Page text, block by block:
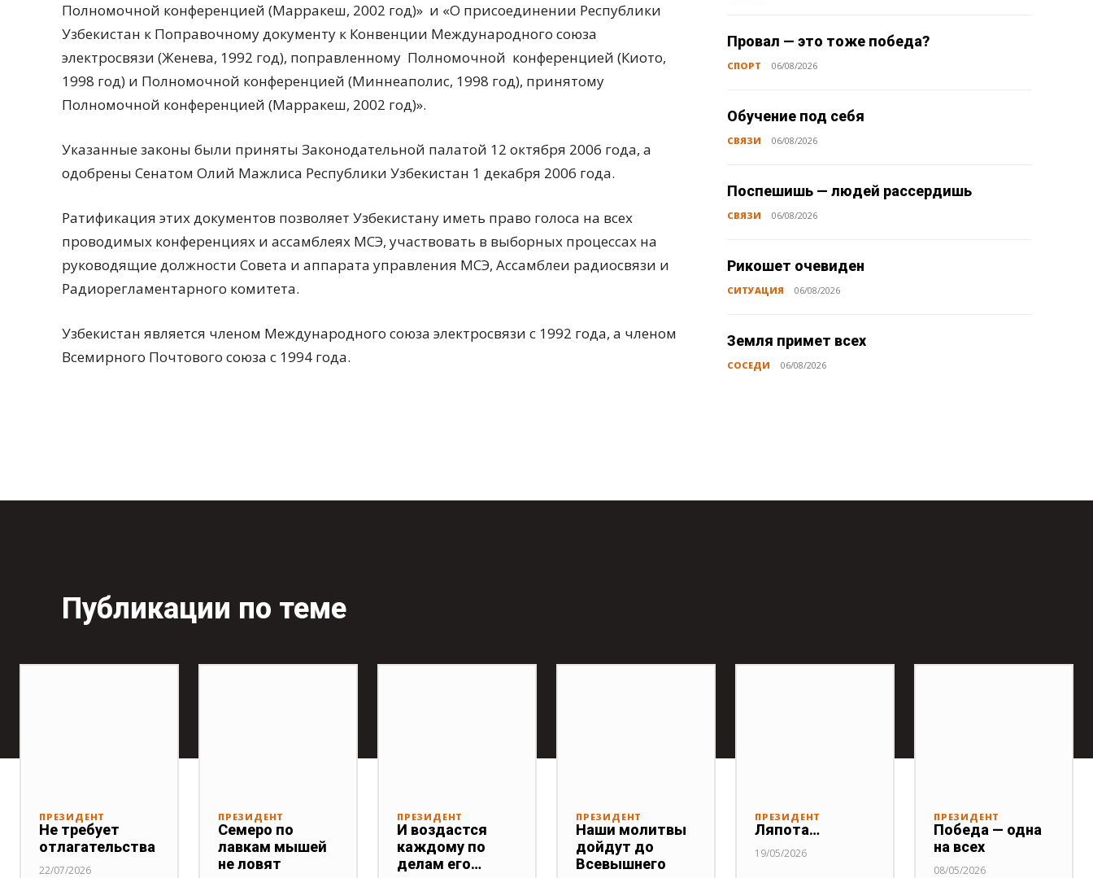
Полномочной конференцией (Марракеш, 2002 год)» и «О присоединении Республики
Узбекистан к Поправочному документу к Конвенции Международного союза
электросвязи (Женева, 1992 год), поправленному Полномочной конференцией (Киото,
1998 год) и Полномочной конференцией (Миннеаполис, 1998 год), принятому
Полномочной конференцией (Марракеш, 2002 год)».
Указанные законы были приняты Законодательной палатой 12 октября 2006 года, а
одобрены Сенатом Олий Мажлиса Республики Узбекистан 1 декабря 2006 года.
Ратификация этих документов позволяет Узбекистану иметь право голоса на всех
проводимых конференциях и ассамблеях МСЭ, участвовать в выборных процессах на
руководящие должности Совета и аппарата управления МСЭ, Ассамблеи радиосвязи и
Радиорегламентарного комитета.
Узбекистан является членом Международного союза электросвязи с 1992 года, а членом
Всемирного Почтового союза с 1994 года.
Провал — это тоже победа?
СПОРТ 06/08/2026
Обучение под себя
СВЯЗИ 06/08/2026
Поспешишь — людей рассердишь
СВЯЗИ 06/08/2026
Рикошет очевиден
СИТУАЦИЯ 06/08/2026
Земля примет всех
СОСЕДИ 06/08/2026
Публикации по теме
ПРЕЗИДЕНТ
Не требует
отлагательства
22/07/2026
ПРЕЗИДЕНТ
Семеро по
лавкам мышей
не ловят
ПРЕЗИДЕНТ
И воздастся
каждому по
делам его…
ПРЕЗИДЕНТ
Наши молитвы
дойдут до
Всевышнего
ПРЕЗИДЕНТ
Ляпота…
19/05/2026
ПРЕЗИДЕНТ
Победа — одна
на всех
08/05/2026